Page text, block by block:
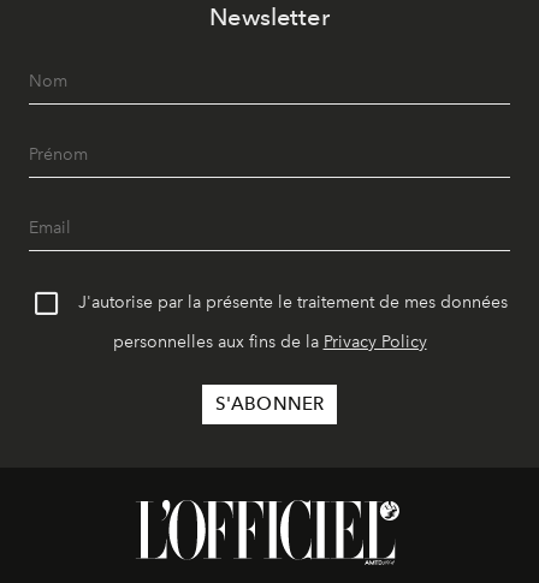
Newsletter
J'autorise par la présente le traitement de mes données
personnelles aux fins de la Privacy Policy